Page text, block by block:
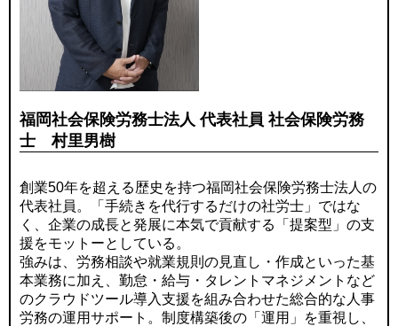
福岡社会保険労務士法人 代表社員 社会保険労務
士 村里男樹
創業50年を超える歴史を持つ福岡社会保険労務士法人の
代表社員。「手続きを代行するだけの社労士」ではな
く、企業の成長と発展に本気で貢献する「提案型」の支
援をモットーとしている。
強みは、労務相談や就業規則の見直し・作成といった基
本業務に加え、勤怠・給与・タレントマネジメントなど
のクラウドツール導入支援を組み合わせた総合的な人事
労務の運用サポート。制度構築後の「運用」を重視し、